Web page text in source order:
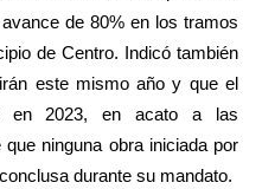
de 80% en los tramos
de Centro. Indicó también
este mismo año y que el
en 2023, en acato a las
ninguna obra iniciada por
durante su mandato.